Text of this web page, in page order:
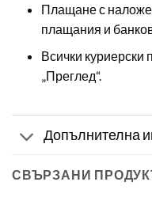
Плащане с
плащания и
Всички куриерски
„Преглед“.
Допълнителна
СВЪРЗАНИ